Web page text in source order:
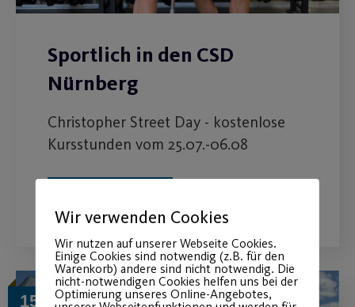
Sportlich in den CSD
Nürnberg
Christopher Street Day - kostenlose
Kursstunden vom 25.07.-06.08
15
Wir verwenden Cookies
Wir nutzen auf unserer Webseite Cookies.
Einige Cookies sind notwendig (z.B. für den
Warenkorb) andere sind nicht notwendig. Die
nicht-notwendigen Cookies helfen uns bei der
Optimierung unseres Online-Angebotes,